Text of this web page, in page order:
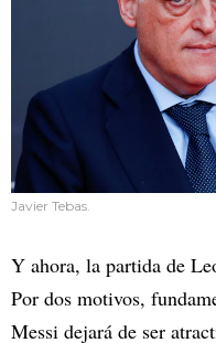
Javier Tebas.
Y ahora, la partida de
Por dos motivos,
Messi dejará de ser